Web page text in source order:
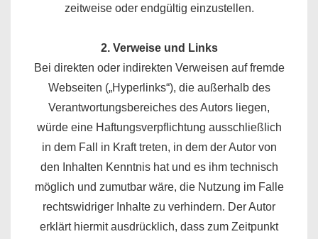
zeitweise oder endgültig einzustellen.
2. Verweise und Links
Bei direkten oder indirekten Verweisen auf fremde
Webseiten („Hyperlinks“), die außerhalb des
Verantwortungsbereiches des Autors liegen,
würde eine Haftungsverpflichtung ausschließlich
in dem Fall in Kraft treten, in dem der Autor von
den Inhalten Kenntnis hat und es ihm technisch
möglich und zumutbar wäre, die Nutzung im Falle
rechtswidriger Inhalte zu verhindern. Der Autor
erklärt hiermit ausdrücklich, dass zum Zeitpunkt